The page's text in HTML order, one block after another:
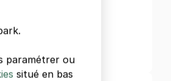
Lorette
paramétrer ou
situé en bas